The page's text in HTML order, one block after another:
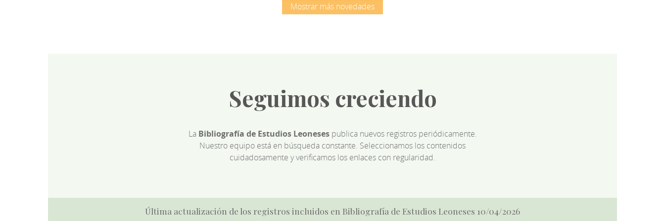
Mostrar más novedades
Seguimos creciendo
La Bibliografía de Estudios Leonesespublica nuevos registros periódicamente.
Nuestro equipo está en búsqueda constante. Seleccionamos los contenidos
cuidadosamente y verificamos los enlaces con regularidad.
Última actualización de los registros incluidos en Bibliografía de Estudios Leoneses 10/04/2026